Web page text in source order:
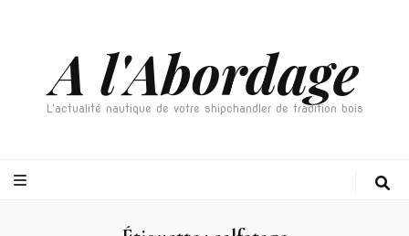
A l'Abordage
L'actualité nautique de votre shipchandler de tradition bois